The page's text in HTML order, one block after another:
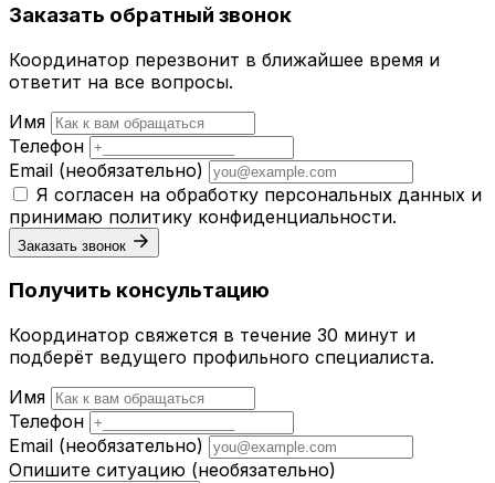
Заказать обратный звонок
Координатор перезвонит в ближайшее время и
ответит на все вопросы.
Имя
Телефон
Email (необязательно)
Я согласен на обработку персональных данных и
принимаю политику конфиденциальности.
Заказать звонок
Получить консультацию
Координатор свяжется в течение 30 минут и
подберёт ведущего профильного специалиста.
Имя
Телефон
Email (необязательно)
Опишите ситуацию (необязательно)